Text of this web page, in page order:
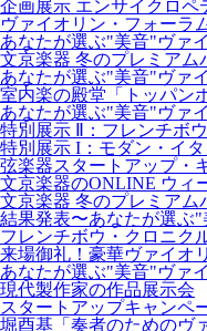
企画展示 エンサイクロペ
ヴァイオリン・フォーラ
あなたが選ぶ"美音"ヴァ
文京楽器 冬のプレミアム
あなたが選ぶ"美音"ヴァ
室内楽の殿堂「トッパン
あなたが選ぶ"美音"ヴァ
特別展示 Ⅱ：フレンチボ
特別展示 I：モダン・イ
弦楽器スタートアップ・
文京楽器のONLINE ウィ
文京楽器 冬のプレミアム
結果発表〜あなたが選ぶ"
フレンチボウ・クロニク
来場御礼！豪華ヴァイオ
あなたが選ぶ"美音"ヴァ
現代製作家の作品展示会
スタートアップキャンペ
堀酉基「奏者のためのヴ